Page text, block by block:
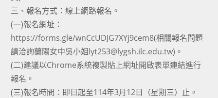
三、報名方式：線上網路報名。
(一)報名網址：
https://forms.gle/wnCcUDJG7XYj9cem8(相關報名問題
請洽詢蘭陽女中吳小姐lyt253@lygsh.ilc.edu.tw)。
(二)建議以Chrome系統複製貼上網址開啟表單連結進行
報名。
(三)報名時間：即日起至114年3月12日（星期三）止。